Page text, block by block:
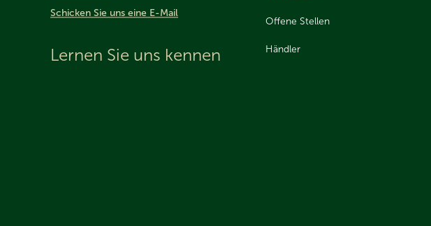
Schicken Sie uns eine E-Mail
Lernen Sie uns kennen
Offene Stellen
Händler